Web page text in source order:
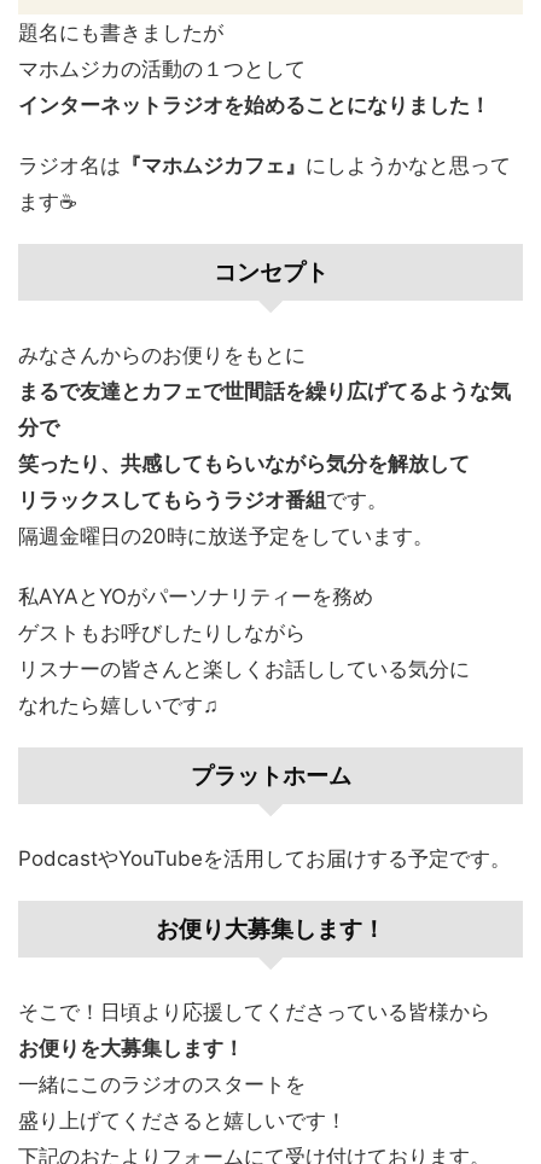
題名にも書きましたが
マホムジカの活動の１つとして
インターネットラジオを始めることになりました！
ラジオ名は 『マホムジカフェ』 にしようかなと思って
ます☕️
コンセプト
みなさんからのお便りをもとに
まるで友達とカフェで世間話を繰り広げてるような気
分で
笑ったり、共感してもらいながら気分を解放して
リラックスしてもらうラジオ番組 です。
隔週金曜日の20時に放送予定をしています。
私AYAとYOがパーソナリティーを務め
ゲストもお呼びしたりしながら
リスナーの皆さんと楽しくお話ししている気分に
なれたら嬉しいです♫
プラットホーム
PodcastやYouTubeを活用してお届けする予定です。
お便り大募集します！
そこで！日頃より応援してくださっている皆様から
お便りを大募集します！
一緒にこのラジオのスタートを
盛り上げてくださると嬉しいです！
下記のおたよりフォームにて受け付けております。